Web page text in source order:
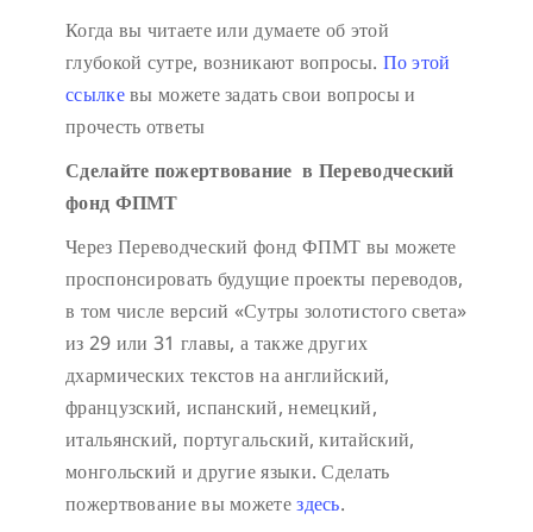
Когда вы читаете или думаете об этой
глубокой сутре, возникают вопросы. По этой
ссылкевы можете задать свои вопросы и
прочесть ответы
Сделайте пожертвование в Переводческий
фонд ФПМТ
Через Переводческий фонд ФПМТ вы можете
проспонсировать будущие проекты переводов,
в том числе версий «Сутры золотистого света»
из 29 или 31 главы, а также других
дхармических текстов на английский,
французский, испанский, немецкий,
итальянский, португальский, китайский,
монгольский и другие языки. Сделать
пожертвование вы можетездесь.